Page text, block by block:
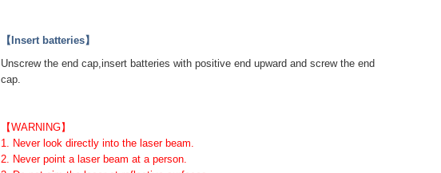
【Insert batteries】
Unscrew the end cap,insert batteries with positive end upward and screw the end
cap.
【WARNING】
1. Never look directly into the laser beam.
2. Never point a laser beam at a person.